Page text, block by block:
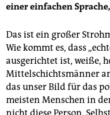
einer einfachen
Das ist ein großer
Wie kommt es, dass
ausgerichtet ist, weiße,
Mittelschichtsmänner
das unser Bild für das
meisten Menschen in